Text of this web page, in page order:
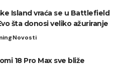
Island vraća se u Battlefield
šta donosi veliko ažuriranje
Novosti
18 Pro Max sve bliže